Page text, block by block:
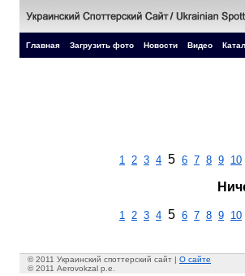
Главная Загрузить фото Новости Видео
1 2 3 4 5 6 7 8 9 10
1 2 3 4 5 6 7 8 9 10
© 2011 Украинский споттерский сайт | О сайте
© 2011 Aerovokzal p.e.